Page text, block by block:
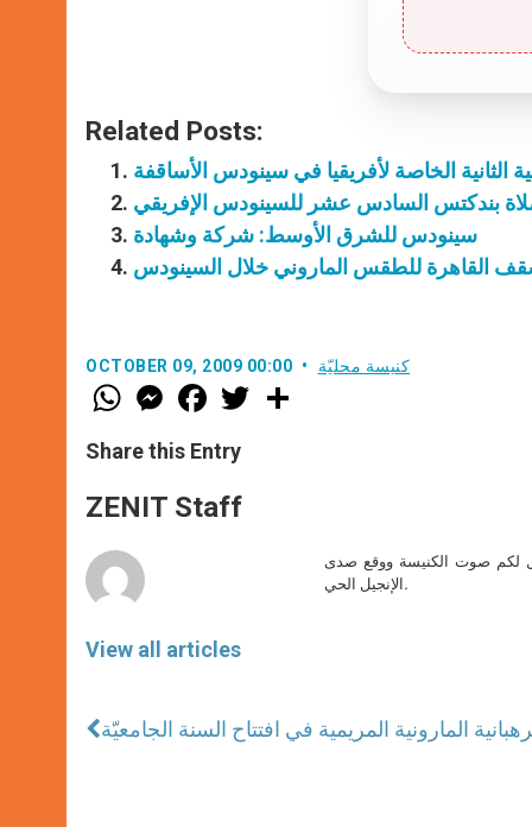
Related Posts:
الثانية الخاصة لأفريقيا في سينودس الأساقفة
بندكتس السادس عشر للسينودس الإفريقي
سينودس للشرق الأوسط: شركة وشهادة
القاهرة للطقس الماروني خلال السينودس
OCTOBER 09, 2009 00:00 كنيسة محليّة
W
h
t
s
p
p
M
e
s
e
g
e
F
a
e
b
o
k
w
Share this Entry
ZENIT Staff
View all articles
لكم صوت الكنيسة ووقع صدى
الإنجيل الحي.
المارونية المريمية في افتتاح السنة الجامعيّة